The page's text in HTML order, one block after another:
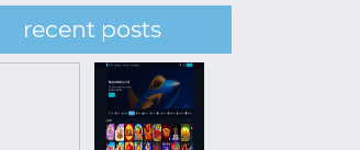
recent posts